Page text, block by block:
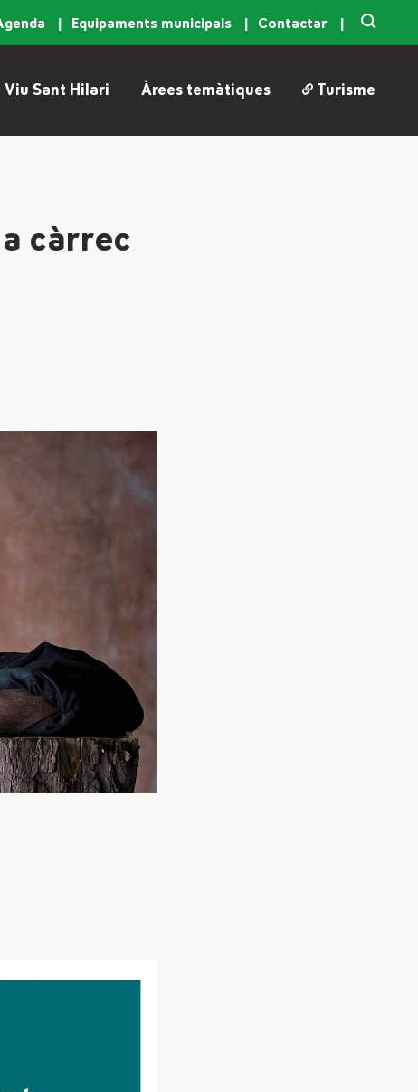
Equipaments municipals Contactar
Viu Sant Hilari Àrees temàtiques Turisme
càrrec